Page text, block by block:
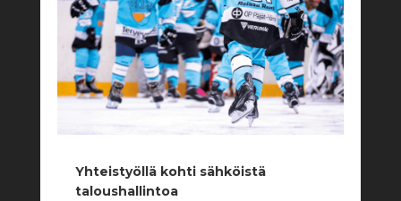
Yhteistyöllä kohti sähköistä
taloushallintoa